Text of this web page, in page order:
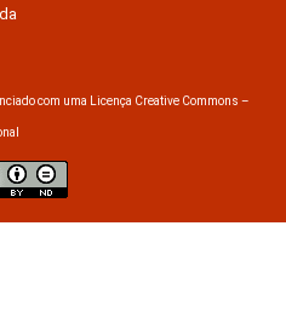
com uma Licença Creative Commons –